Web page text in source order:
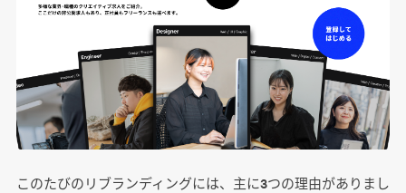
このたびのリブランディングには、主に3つの理由がありまし